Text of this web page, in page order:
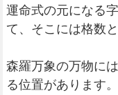
運命式の元になる
て、そこには格数
森羅万象の万物に
る位置があります。